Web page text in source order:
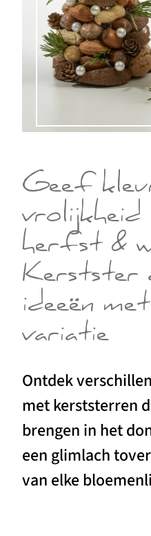
Geef
vrolijkheid
herfst &
Kerstster
ideeën
variatie
Ontdek
met kerststerren
brengen in het
een glimlach
van elke